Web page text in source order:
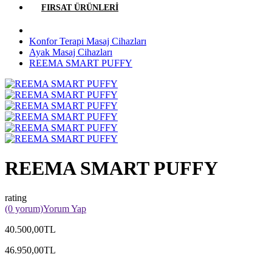
FIRSAT ÜRÜNLERI
Konfor Terapi Masaj Cihazları
Ayak Masaj Cihazları
REEMA SMART PUFFY
REEMA SMART PUFFY
rating
(0 yorum)Yorum Yap
40.500,00TL
46.950,00TL